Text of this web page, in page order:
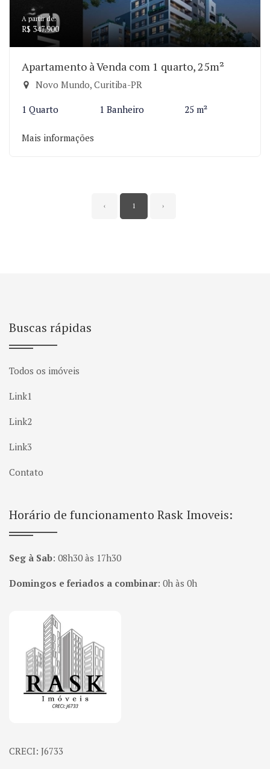
A partir de:
R$ 347.900
Apartamento à Venda com 1 quarto, 25m²
Novo Mundo, Curitiba-PR
1 Quarto 1 Banheiro 25 m²
Mais informações
‹ 1 ›
Buscas rápidas
Todos os imóveis
Link1
Link2
Link3
Contato
Horário de funcionamento Rask Imoveis:
Seg à Sab: 08h30 às 17h30
Domingos e feriados a combinar: 0h às 0h
Página inicial
CRECI: J6733